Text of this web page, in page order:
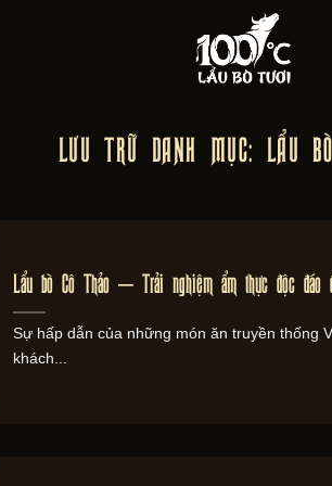
LƯU TRỮ DANH MỤC: LẨU
Lẩu bò Cô Thảo – Trải nghiệm ẩm thực độc đáo
Sự hấp dẫn của những món ăn truyền thống
khách...